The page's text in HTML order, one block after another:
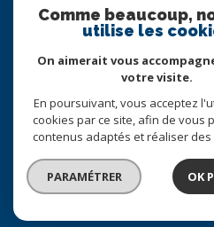
© 2026 | TOUS DROITS RÉSERVÉS |
NOS HONORAIRES
PLAN DU SITE
POLITIQUE RGPD
Comme beaucoup,
utilise les
On aimerait vous
votre visite.
En poursuivant, vous acceptez
cookies par ce site, afin de vous
contenus adaptés et réaliser des
PARAMÉTRER OK